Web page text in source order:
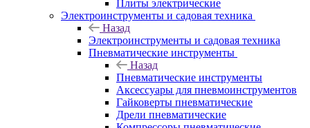
Плиты электрические
Электроинструменты и садовая техника
Назад
Электроинструменты и садовая техника
Пневматические инструменты
Назад
Пневматические инструменты
Аксессуары для пневмоинструментов
Гайковерты пневматические
Дрели пневматические